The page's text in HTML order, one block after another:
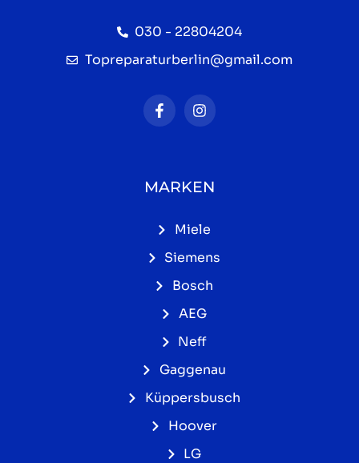
030 - 22804204
Topreparaturberlin@gmail.com
MARKEN
Miele
Siemens
Bosch
AEG
Neff
Gaggenau
Küppersbusch
Hoover
LG